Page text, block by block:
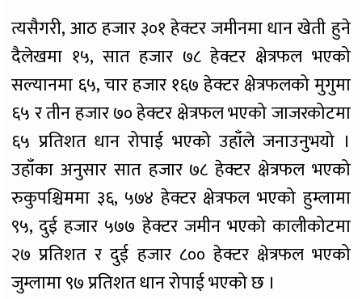
त्यसैगरी, आठ हजार ३०१ हेक्टर जमीनमा धान खेती हुने
दैलेखमा १५, सात हजार ७८ हेक्टर क्षेत्रफल भएको
सल्यानमा ६५, चार हजार १६७ हेक्टर क्षेत्रफलको मुगुमा
६५ र तीन हजार ७० हेक्टर क्षेत्रफल भएको जाजरकोटमा
६५ प्रतिशत धान रोपाई भएको उहाँले जनाउनुभयो ।
उहाँका अनुसार सात हजार ७८ हेक्टर क्षेत्रफल भएको
रुकुपश्चिममा ३६, ५७४ हेक्टर क्षेत्रफल भएको हुम्लामा
९५, दुई हजार ५७७ हेक्टर जमीन भएको कालीकोटमा
२७ प्रतिशत र दुई हजार ८०० हेक्टर क्षेत्रफल भएको
जुम्लामा ९७ प्रतिशत धान रोपाई भएको छ ।